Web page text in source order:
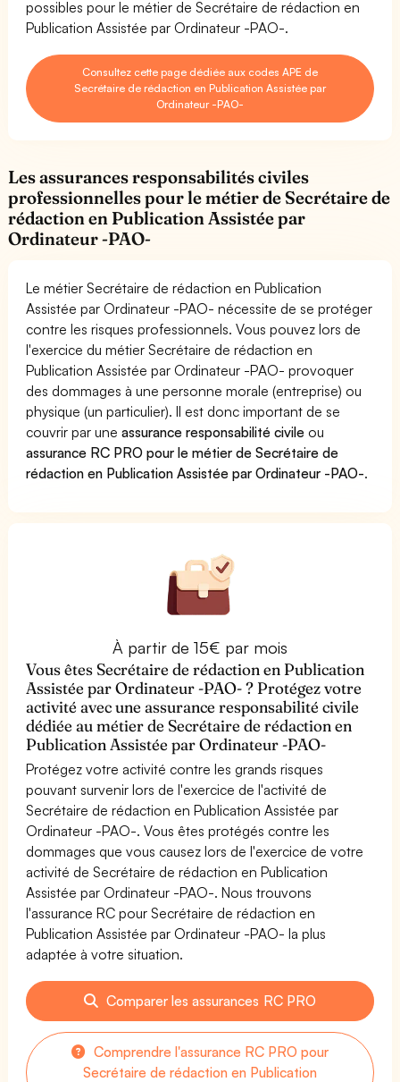
possibles pour le métier de Secrétaire de rédaction en
Publication Assistée par Ordinateur -PAO-.
Consultez cette page dédiée aux codes APE de
Secrétaire de rédaction en Publication Assistée par
Ordinateur -PAO-
Les assurances responsabilités civiles
professionnelles pour le métier de Secrétaire de
rédaction en Publication Assistée par
Ordinateur -PAO-
Le métier Secrétaire de rédaction en Publication
Assistée par Ordinateur -PAO- nécessite de se protéger
contre les risques professionnels. Vous pouvez lors de
l'exercice du métier Secrétaire de rédaction en
Publication Assistée par Ordinateur -PAO- provoquer
des dommages à une personne morale (entreprise) ou
physique (un particulier). Il est donc important de se
couvrir par uneassurance responsabilité civile ou
assurance RC PRO pour le métier de Secrétaire de
rédaction en Publication Assistée par Ordinateur -PAO-.
À partir de 15€ par mois
Vous êtes Secrétaire de rédaction en Publication
Assistée par Ordinateur -PAO- ? Protégez votre
activité avec une assurance responsabilité civile
dédiée au métier de Secrétaire de rédaction en
Publication Assistée par Ordinateur -PAO-
Protégez votre activité contre les grands risques
pouvant survenir lors de l'exercice de l'activité de
Secrétaire de rédaction en Publication Assistée par
Ordinateur -PAO-. Vous êtes protégés contre les
dommages que vous causez lors de l'exercice de votre
activité de Secrétaire de rédaction en Publication
Assistée par Ordinateur -PAO-. Nous trouvons
l'assurance RC pour Secrétaire de rédaction en
Publication Assistée par Ordinateur -PAO- la plus
adaptée à votre situation.
Comparer les assurances RC PRO
Comprendre l'assurance RC PRO pour
Secrétaire de rédaction en Publication